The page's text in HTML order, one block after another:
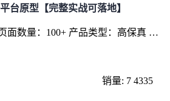
台原型【完整实战可落地】
面数量：100+ 产品类型：高保真 …
销量: 7 4335